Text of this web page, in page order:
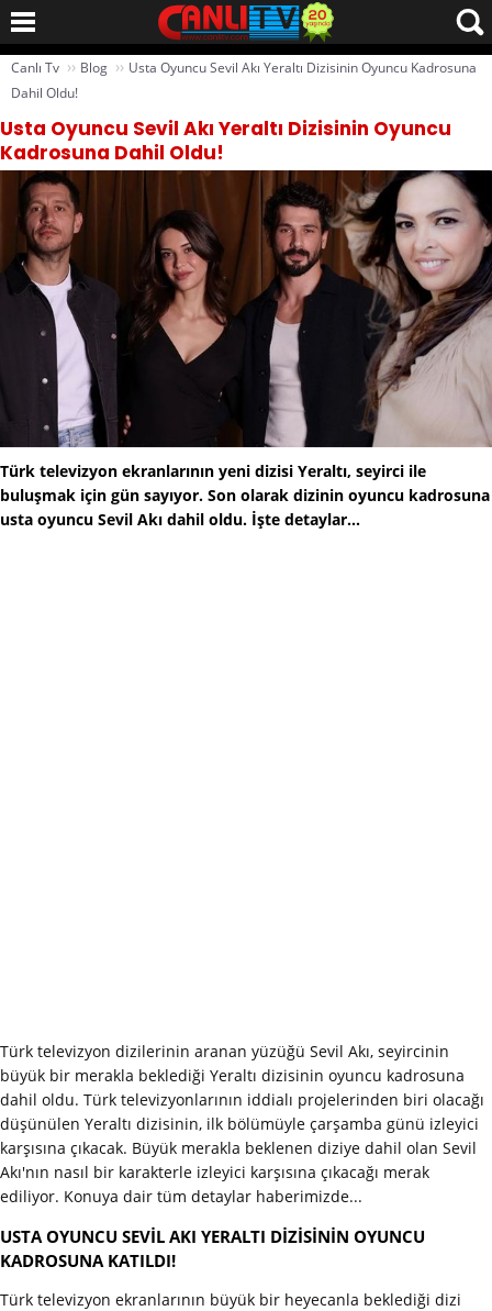
Canlı Tv ›› Blog ›› Usta Oyuncu Sevil Akı Yeraltı Dizisinin Oyuncu Kadrosuna
Dahil Oldu!
Usta Oyuncu Sevil Akı Yeraltı Dizisinin Oyuncu
Kadrosuna Dahil Oldu!
Türk televizyon ekranlarının yeni dizisi Yeraltı, seyirci ile
buluşmak için gün sayıyor. Son olarak dizinin oyuncu kadrosuna
usta oyuncu Sevil Akı dahil oldu. İşte detaylar...
Türk televizyon dizilerinin aranan yüzüğü Sevil Akı, seyircinin
büyük bir merakla beklediği Yeraltı dizisinin oyuncu kadrosuna
dahil oldu. Türk televizyonlarının iddialı projelerinden biri olacağı
düşünülen Yeraltı dizisinin, ilk bölümüyle çarşamba günü izleyici
karşısına çıkacak. Büyük merakla beklenen diziye dahil olan Sevil
Akı'nın nasıl bir karakterle izleyici karşısına çıkacağı merak
ediliyor. Konuya dair tüm detaylar haberimizde...
USTA OYUNCU SEVİL AKI YERALTI DİZİSİNİN OYUNCU
KADROSUNA KATILDI!
Türk televizyon ekranlarının büyük bir heyecanla beklediği dizi